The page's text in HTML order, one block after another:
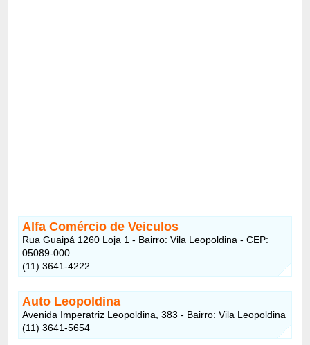
Alfa Comércio de Veiculos
Rua Guaipá 1260 Loja 1 - Bairro: Vila Leopoldina - CEP:
05089-000
(11) 3641-4222
Auto Leopoldina
Avenida Imperatriz Leopoldina, 383 - Bairro: Vila Leopoldina
(11) 3641-5654